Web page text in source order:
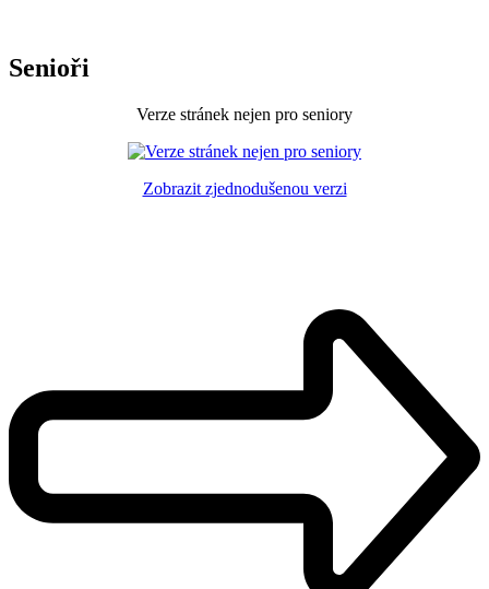
Senioři
Verze stránek nejen pro seniory
Zobrazit zjednodušenou verzi